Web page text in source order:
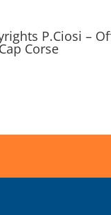
P.Ciosi –
Corse